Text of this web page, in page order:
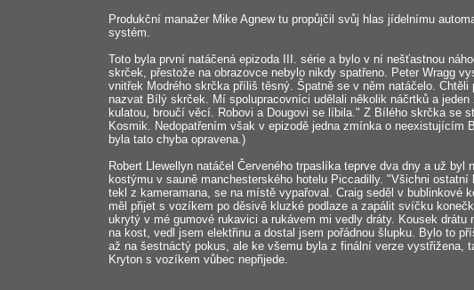
Produkční manažer Mike Agnew tu propůjčil svůj hlas jídelnímu
systém.
Toto byla první natáčená epizoda III. série a bylo v ní nešťastnou
skrček, přestože na obrazovce nebylo nikdy spatřeno. Peter Wragg
vnitřek Modrého skrčka příliš těsný. Špatně se v něm natáčelo.
nazvat Bílý skrček. Mí spolupracovníci udělali několik náčrtků a
kulatou, broučí věcí. Robovi a Dougovi se líbila." Z Bílého skrčka se
Kosmik. Nedopatřením však v epizodě jedna zmínka o neexistujícím
byla tato chyba opravena.)
Robert Llewellyn natáčel Červeného trpaslíka teprve dva dny a už byl
kostýmu v sauně manchesterského hotelu Piccadilly. "Všichni
tekl z kameramana, se na místě vypařoval. Craig seděl v bublinkové
měl přijet s vozíkem po děsivě kluzké podlaze a zapálit svíčku
ukrytý v mé gumové rukavici a rukávem mi vedly dráty. Kousek
na kost, vedl jsem elektřinu a dostal jsem pořádnou šlupku. Bylo to
až na šestnáctý pokus, ale ke všemu byla z finální verze vystřižena,
Kryton s vozíkem vůbec nepřijede.